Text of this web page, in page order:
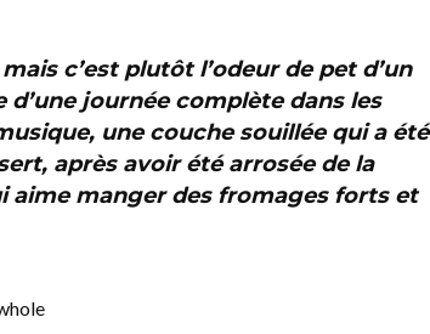
c’est plutôt l’odeur de pet d’un
journée complète dans les
une couche souillée qui a été
après avoir été arrosée de la
aime manger des fromages forts et